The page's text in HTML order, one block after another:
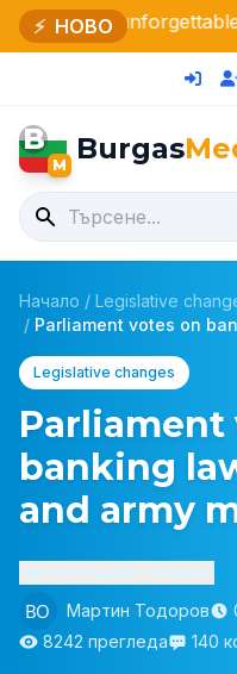
⚡ НОВОgames and
B
M Burgas
Начало / Legislative
/ Parliament votes on
Legislative changes
Parliament
banking
and army
Мартин Тодоров
8242 прегледа
140